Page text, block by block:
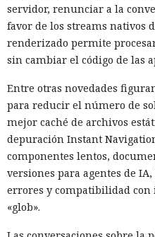
servidor, renunciar a la
favor de los streams nativos
renderizado permite
sin cambiar el código de las
Entre otras novedades
para reducir el número de
mejor caché de archivos
depuración Instant
componentes lentos,
versiones para agentes de
errores y compatibilidad
«glob».